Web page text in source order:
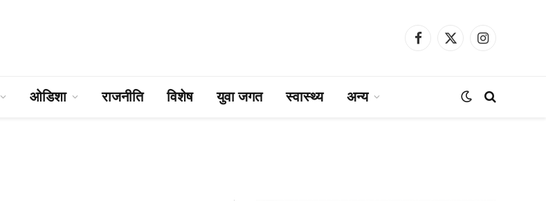
Facebook
X
Instagram
ओडिशा राजनीति विशेष युवा जगत स्वास्थ्य अन्य